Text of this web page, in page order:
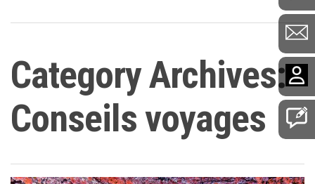
Category Archives:
Conseils voyages